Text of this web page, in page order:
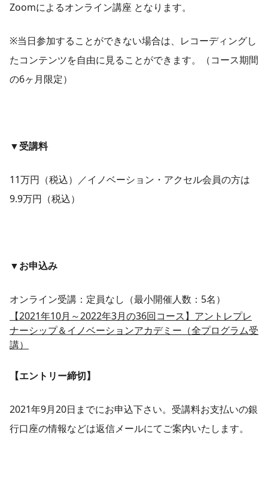
Zoomによるオンライン講座 となります。
※当日参加することができない場合は、レコーディングし
たコンテンツを自由に見ることができます。（コース期間
の6ヶ月限定）
▼受講料
11万円（税込）／イノベーション・アクセル会員の方は
9.9万円（税込）
▼お申込み
オンライン受講：定員なし（最小開催人数：5名）
【2021年10月～2022年3月の36回コース】アントレプレ
ナーシップ＆イノベーションアカデミー（全プログラム受
講）
【エントリー締切】
2021年9月20日までにお申込下さい。受講料お支払いの銀
行口座の情報などは返信メールにてご案内いたします。